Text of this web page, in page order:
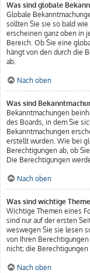
Was sind globale
Globale
sollten Sie sie so bald
erscheinen ganz oben in
Bereich. Ob Sie eine
hängt von den durch die
ab.
Nach oben
Was sind
Bekanntmachungen
des Boards, in dem Sie
Bekanntmachungen
erstellt wurden. Wie bei
Berechtigungen ab, ob
Die Berechtigungen
Nach oben
Was sind wichtige
Wichtige Themen eines
sind nur auf der ersten
weswegen Sie sie lesen
von Ihren
nicht; die
Nach oben